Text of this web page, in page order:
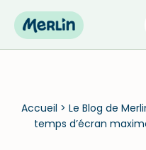
Skip
Accueil > Le Blog de
temps d’écran